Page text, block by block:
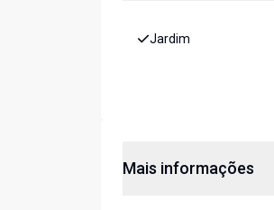
Jardim
Mais informações